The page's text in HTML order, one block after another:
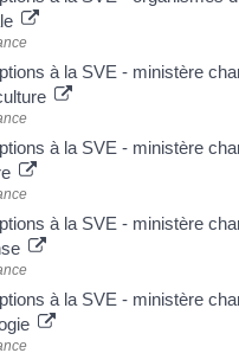
à la SVE - ministère
à la SVE - ministère
à la SVE - ministère
à la SVE - ministère